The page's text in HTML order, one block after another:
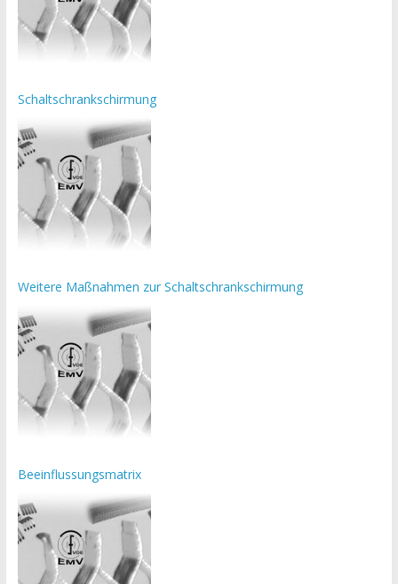
Schaltschrankschirmung
Weitere Maßnahmen zur Schaltschrankschirmung
Beeinflussungsmatrix